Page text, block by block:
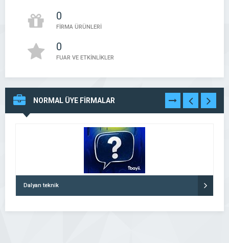
0
FİRMA ÜRÜNLERİ
0
FUAR VE ETKİNLİKLER
NORMAL ÜYE FİRMALAR TÜMÜNÜ
GÖR
Dalyan teknik